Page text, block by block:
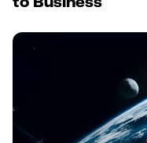
to Business